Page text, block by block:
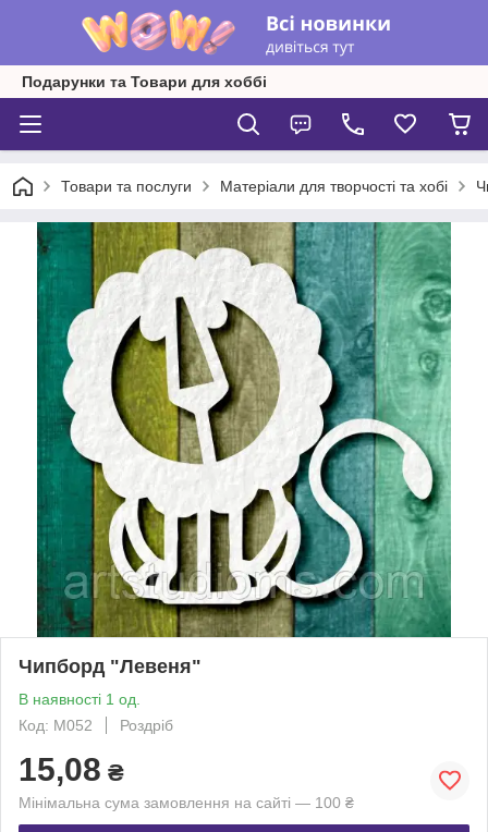
Подарунки та Товари для хоббі
Товари та послуги Матеріали для творчості та хобі
Чипборд "Левеня"
В наявності 1 од.
Код: М052
Роздріб
15,08 ₴
Мінімальна сума замовлення на сайті — 100 ₴